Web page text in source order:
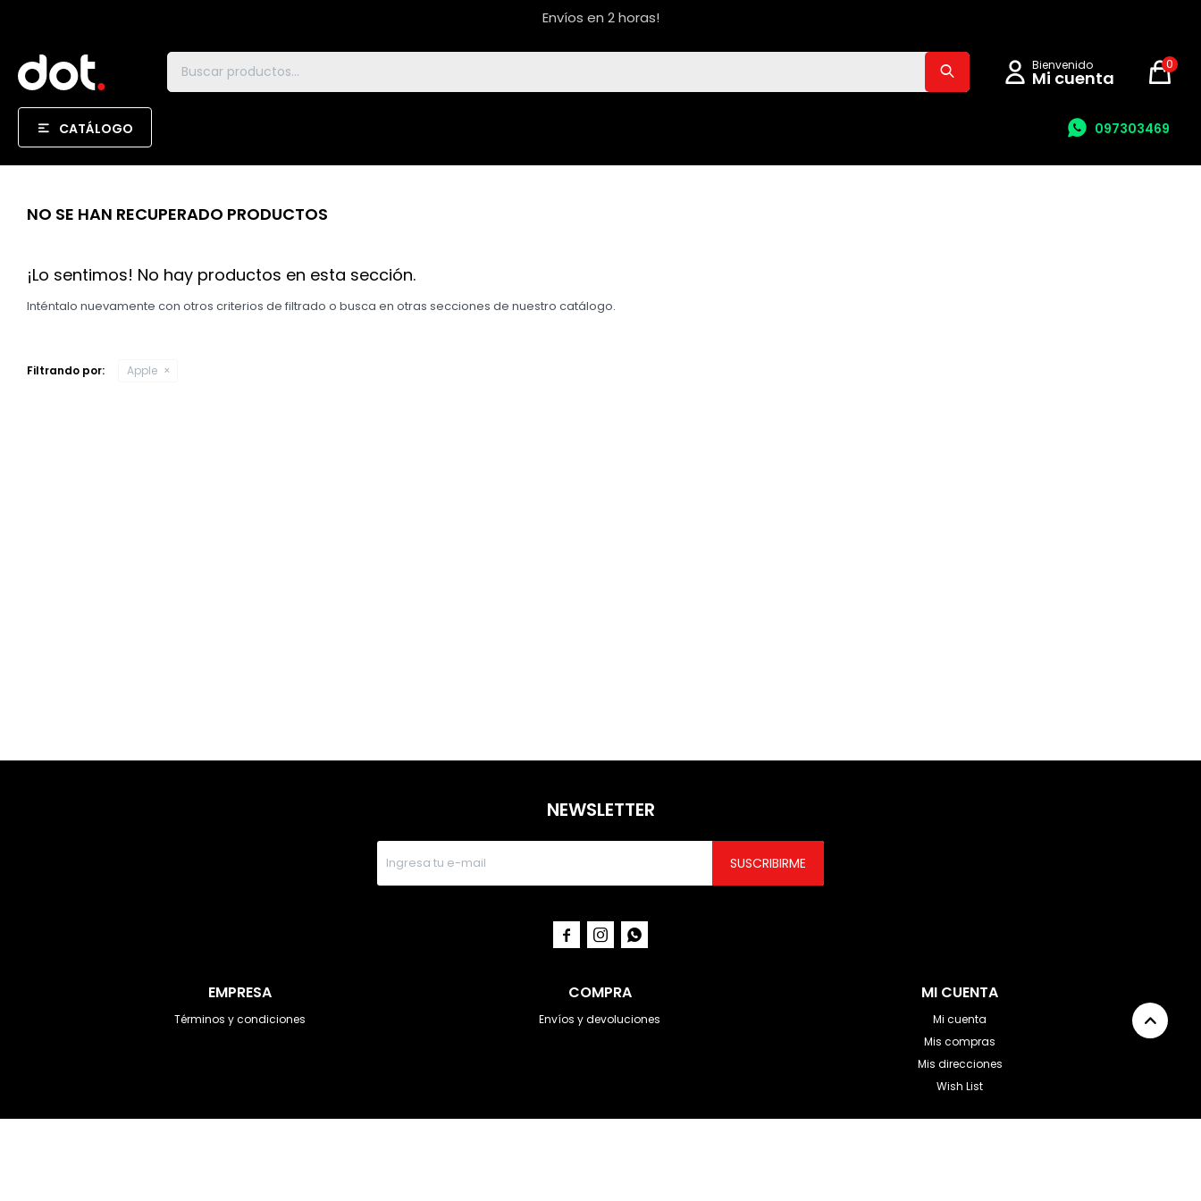
Envíos en 2 horas!
CATÁLOGO 097303469
0
NO SE HAN RECUPERADO PRODUCTOS
¡Lo sentimos! No hay productos en esta sección.
Inténtalo nuevamente con otros criterios de filtrado o busca en otras secciones de nuestro catálogo.
Filtrando por: Apple
EMPRESA
Términos y condiciones
COMPRA
Envíos y devoluciones
MI CUENTA
Mi cuenta
Mis compras
Mis direcciones
Wish List
NEWSLETTER
SUSCRIBIRME
  